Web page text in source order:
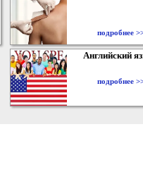
подробнее
Английский
подробнее